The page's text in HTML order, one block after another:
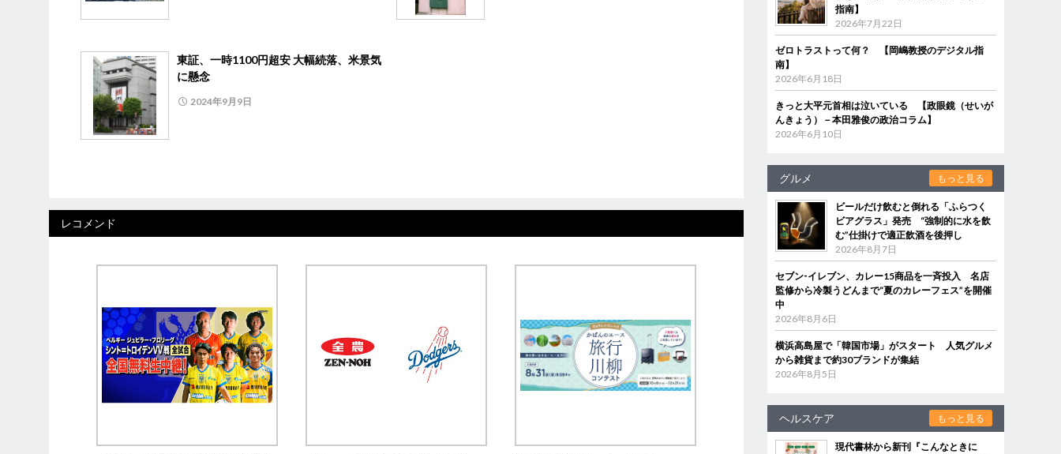
東証、一時1100円超安 大幅続落、米景気
に懸念
2024年9月9日
レコメンド
指南】
2026年7月22日
ゼロトラストって何？ 【岡嶋教授のデジタル指
南】
2026年6月18日
きっと大平元首相は泣いている 【政眼鏡（せいが
んきょう）－本田雅俊の政治コラム】
2026年6月10日
グルメ もっと見る
ビールだけ飲むと倒れる「ふらつく
ビアグラス」発売 “強制的に水を飲
む”仕掛けで適正飲酒を後押し
2026年8月7日
セブン‐イレブン、カレー15商品を一斉投入 名店
監修から冷製うどんまで“夏のカレーフェス”を開催
中
2026年8月6日
横浜高島屋で「韓国市場」がスタート 人気グルメ
から雑貨まで約30ブランドが集結
2026年8月5日
ヘルスケア もっと見る
現代書林から新刊『こんなときに